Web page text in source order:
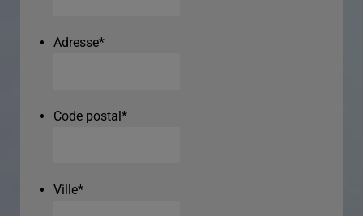
Adresse*
Code postal*
Ville*